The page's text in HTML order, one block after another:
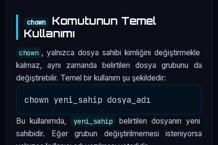
chown
Komutunun Temel
Kullanımı
chown , yalnızca dosya sahibi kimliğini değiştirmekle
kalmaz, aynı zamanda belirtilen dosya grubunu da
değiştirebilir. Temel bir kullanım şu şekildedir:
Bu kullanımda, yeni_sahip
belirtilen dosyanın yeni
sahibidir. Eğer grubun değiştirilmemesi isteniyorsa